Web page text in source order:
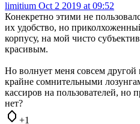
limitium Oct 2 2019 at 09:52
Конекретно этими не
их удобство, но
корпусу, на мой чисто
красивым.
Но волнует меня совсем
крайне сомнительными
кассиров на пользователей, но
нет?
+1